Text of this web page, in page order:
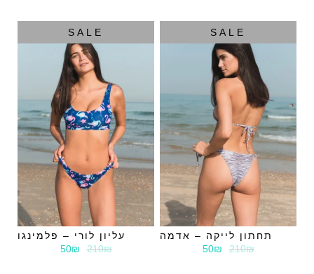
SALE
תחתון לייקה – אדמה
210₪
50₪
SALE
עליון לורי – פלמינגו
210₪
50₪